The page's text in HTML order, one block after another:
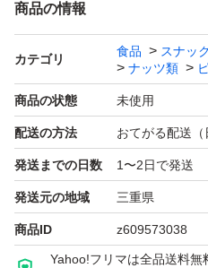
商品の情報
カテゴリ
食品
スナッ
ナッツ類
商品の状態 未使用
配送の方法 おてがる配送（
発送までの日数 1〜2日で発送
発送元の地域 三重県
商品ID z609573038
Yahoo!フリマは全品送料無